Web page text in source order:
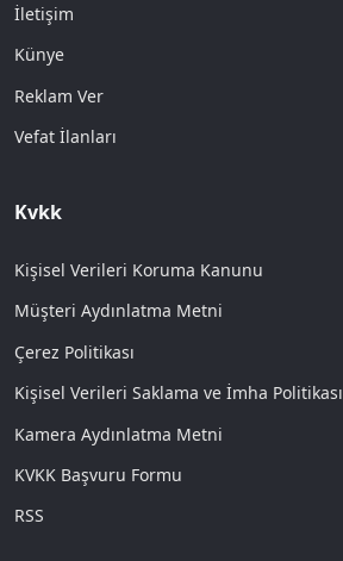
İletişim
Künye
Reklam Ver
Vefat İlanları
Kvkk
Kişisel Verileri Koruma Kanunu
Müşteri Aydınlatma Metni
Çerez Politikası
Kişisel Verileri Saklama ve İmha Politikası
Kamera Aydınlatma Metni
KVKK Başvuru Formu
RSS